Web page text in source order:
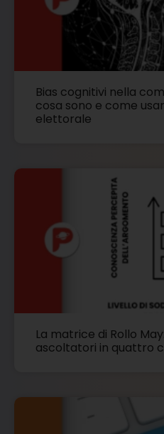
Bias cognitivi nella
cosa sono e come
elettorale
La matrice di Rollo
ascoltatori in quattro